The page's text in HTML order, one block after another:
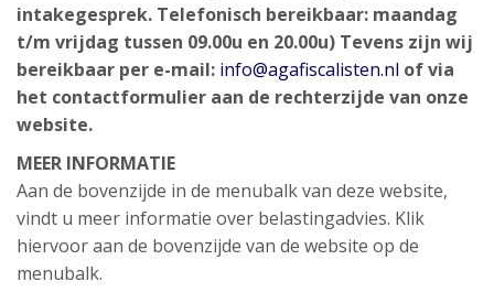
intakegesprek. Telefonisch bereikbaar: maandag
t/m vrijdag tussen 09.00u en 20.00u) Tevens zijn wij
bereikbaar per e-mail: info@agafiscalisten.nl of via
het contactformulier aan de rechterzijde van onze
website.
MEER INFORMATIE
Aan de bovenzijde in de menubalk van deze website,
vindt u meer informatie over belastingadvies. Klik
hiervoor aan de bovenzijde van de website op de
menubalk.